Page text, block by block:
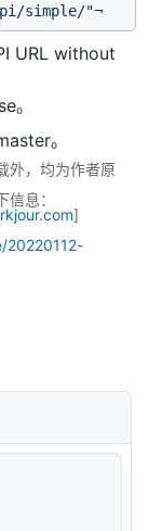
simple/"
URL without
。
。
外，均为作者原
息：
]
20220112-